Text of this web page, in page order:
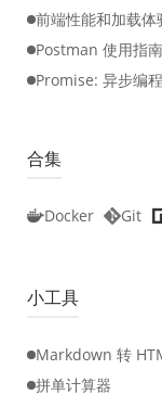
前端性能和加载体
Postman 使用指
Promise: 异步编
合集
Docker Git
小工具
Markdown 转
拼单计算器